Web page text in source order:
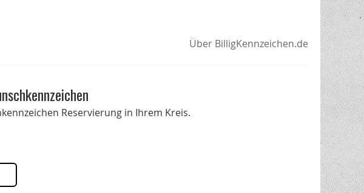
Über BilligKennzeichen.de
Reservierung in Ihrem Kreis.